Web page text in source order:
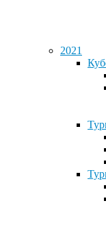
2021